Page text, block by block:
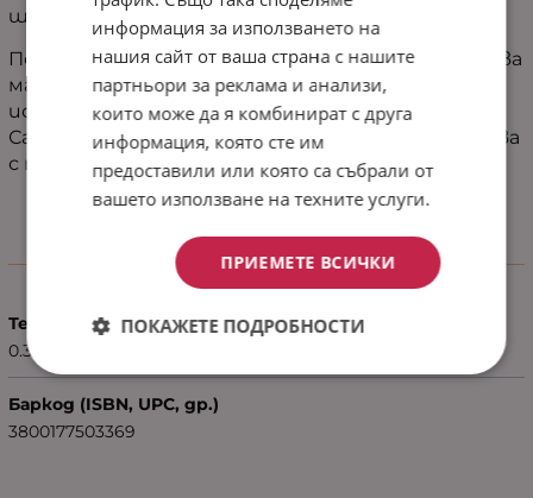
шумен.
Подходящи са за онези вечери, когато ви трябва
малко нежност, и за онези сутрини, когато
искате още пет минути уют. Нищо излишно.
Само мекота, спокойствие и цвят, който лекува
с простотата си.
Характеристики
Тегло (кг.)
0.30
Баркод (ISBN, UPC, др.)
3800177503369
информация за използването на
нашия сайт от ваша страна с нашите
партньори за реклама и анализи,
които може да я комбинират с друга
информация, която сте им
предоставили или която са събрали от
вашето използване на техните услуги.
ПРИЕМЕТЕ ВСИЧКИ
ПОКАЖЕТЕ ПОДРОБНОСТИ